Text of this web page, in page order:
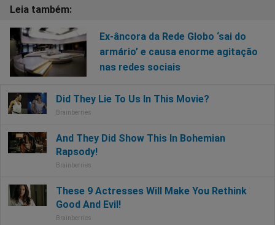
Ex-âncora da Rede Globo ‘sai do
armário’ e causa enorme agitação
nas redes sociais